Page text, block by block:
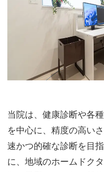
当院は、健康診断や各
を中心に、精度の高い
速かつ的確な診断を目
に、地域のホームドク